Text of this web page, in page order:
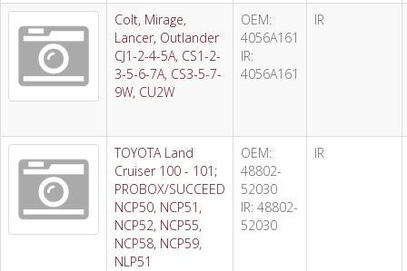
Colt, Mirage,
Lancer, Outlander
CJ1-2-4-5A, CS1-2-
3-5-6-7A, CS3-5-7-
9W, CU2W
OEM:
4056A161
IR:
4056A161
IR
TOYOTA Land
Cruiser 100 - 101;
PROBOX/SUCCEED
NCP50, NCP51,
NCP52, NCP55,
NCP58, NCP59,
NLP51
OEM:
48802-
52030
IR: 48802-
52030
IR